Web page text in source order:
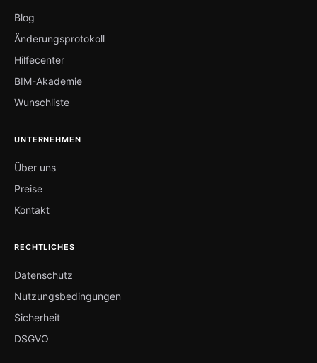
Blog
Änderungsprotokoll
Hilfecenter
BIM-Akademie
Wunschliste
UNTERNEHMEN
Über uns
Preise
Kontakt
RECHTLICHES
Datenschutz
Nutzungsbedingungen
Sicherheit
DSGVO